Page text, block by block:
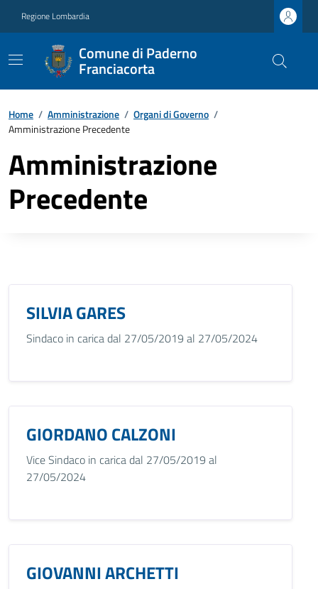
Regione Lombardia
Comune di Paderno
Franciacorta
Home / Amministrazione / Organi di Governo /
Amministrazione Precedente
Amministrazione
Precedente
SILVIA GARES
Sindaco in carica dal 27/05/2019 al 27/05/2024
GIORDANO CALZONI
Vice Sindaco in carica dal 27/05/2019 al
27/05/2024
GIOVANNI ARCHETTI